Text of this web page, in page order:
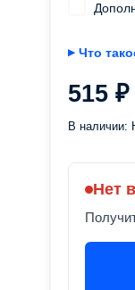
▶ Что
515₽
В наличии:
Нет